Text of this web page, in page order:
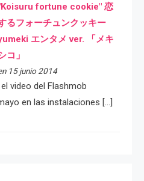
fortune cookie" 恋
るフォーチュンクッキー
エンタメ ver. 「メキ
コ」
15 junio 2014
video del Flashmob
en las instalaciones […]